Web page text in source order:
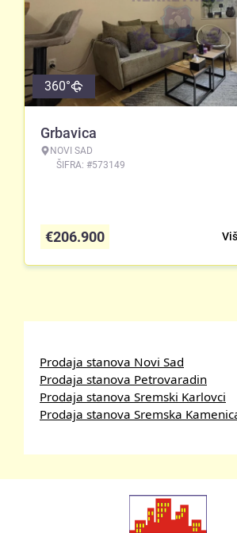
360°
Grbavica
NOVI SAD
ŠIFRA: #573149
€206.900
Prodaja stanova Novi Sad
Prodaja stanova Petrovaradin
Prodaja stanova Sremski Karlovci
Prodaja stanova Sremska